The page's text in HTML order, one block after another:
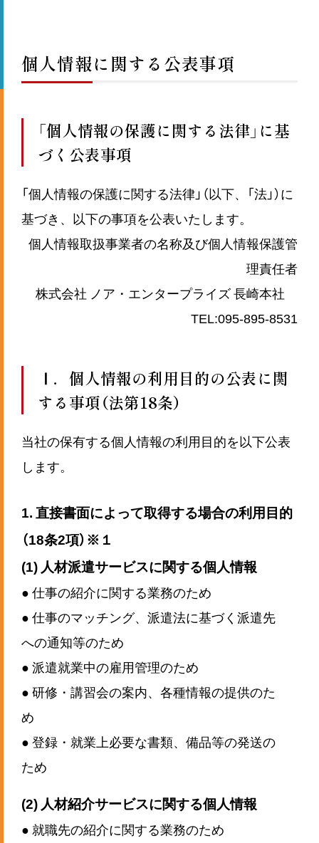
個人情報に関する公表事項
「個人情報の保護に関する法律」に基
づく公表事項
「個人情報の保護に関する法律」（以下、「法」）に
基づき、以下の事項を公表いたします。
個人情報取扱事業者の名称及び個人情報保護管
理責任者
株式会社 ノア・エンタープライズ 長崎本社
TEL:095-895-8531
Ⅰ．個人情報の利用目的の公表に関
する事項（法第18条）
当社の保有する個人情報の利用目的を以下公表
します。
1. 直接書面によって取得する場合の利用目的
（18条2項）※１
(1) 人材派遣サービスに関する個人情報
● 仕事の紹介に関する業務のため
● 仕事のマッチング、派遣法に基づく派遣先
への通知等のため
● 派遣就業中の雇用管理のため
● 研修・講習会の案内、各種情報の提供のた
め
● 登録・就業上必要な書類、備品等の発送の
ため
(2) 人材紹介サービスに関する個人情報
● 就職先の紹介に関する業務のため